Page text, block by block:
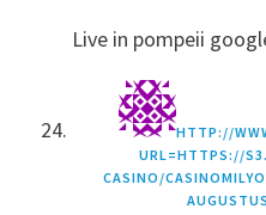
Live in pompeii
HTTP://
URL=HTTPS://
CASINO/